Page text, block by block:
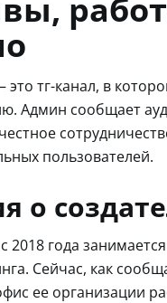
тг-канал, в
Админ сообщает
пользователей.
о
2018 года
Сейчас, как
ее организации